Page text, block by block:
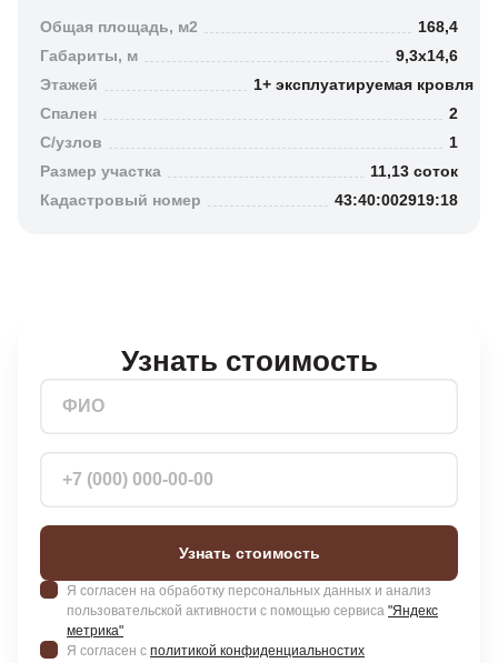
Общая площадь, м2
168,4
Габариты, м
9,3х14,6
Этажей
1+ эксплуатируемая кровля
Спален
2
C/узлов
1
Размер участка
11,13 соток
Кадастровый номер
43:40:002919:18
Узнать стоимость
Узнать стоимость
Я согласен на обработку персональных данных и анализ
пользовательской активности с помощью сервиса "Яндекс
метрика"
Я согласен с политикой конфиденциальностих